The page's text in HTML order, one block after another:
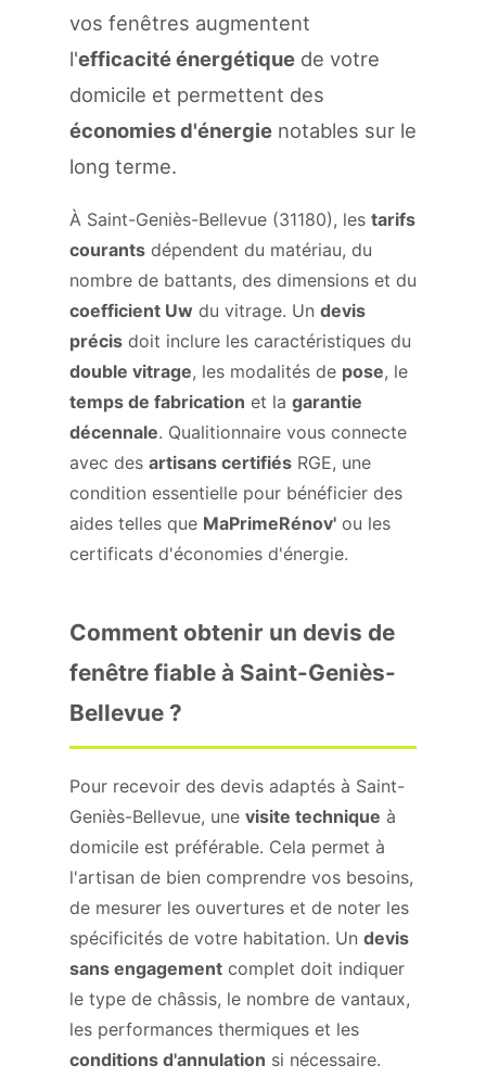
vos fenêtres augmentent
l'efficacité énergétique de votre
domicile et permettent des
économies d'énergie notables sur le
long terme.
À Saint-Geniès-Bellevue (31180), les tarifs
courants dépendent du matériau, du
nombre de battants, des dimensions et du
coefficient Uw du vitrage. Un devis
précis doit inclure les caractéristiques du
double vitrage, les modalités de pose, le
temps de fabrication et la garantie
décennale. Qualitionnaire vous connecte
avec des artisans certifiés RGE, une
condition essentielle pour bénéficier des
aides telles que MaPrimeRénov' ou les
certificats d'économies d'énergie.
Comment obtenir un devis de
fenêtre fiable à Saint-Geniès-
Bellevue ?
Pour recevoir des devis adaptés à Saint-
Geniès-Bellevue, une visite technique à
domicile est préférable. Cela permet à
l'artisan de bien comprendre vos besoins,
de mesurer les ouvertures et de noter les
spécificités de votre habitation. Un devis
sans engagement complet doit indiquer
le type de châssis, le nombre de vantaux,
les performances thermiques et les
conditions d'annulation si nécessaire.